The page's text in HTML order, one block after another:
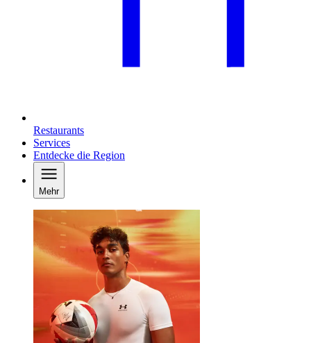
Restaurants
Services
Entdecke die Region
Mehr